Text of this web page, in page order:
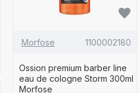
Morfose 1100002180
Ossion premium barber line
eau de cologne Storm 300ml
Morfose